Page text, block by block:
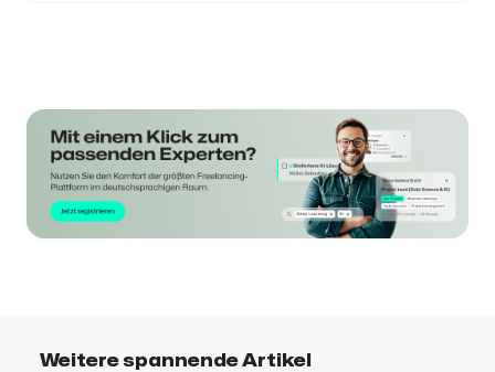
Weitere spannende Artikel